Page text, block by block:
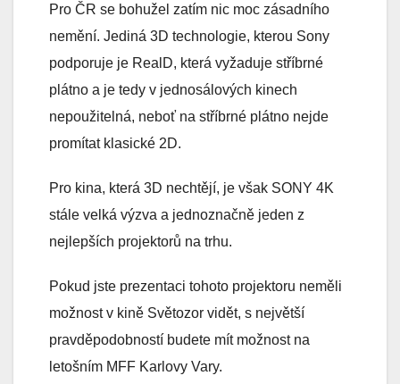
Pro ČR se bohužel zatím nic moc zásadního
nemění. Jediná 3D technologie, kterou Sony
podporuje je RealD, která vyžaduje stříbrné
plátno a je tedy v jednosálových kinech
nepoužitelná, neboť na stříbrné plátno nejde
promítat klasické 2D.
Pro kina, která 3D nechtějí, je však SONY 4K
stále velká výzva a jednoznačně jeden z
nejlepších projektorů na trhu.
Pokud jste prezentaci tohoto projektoru neměli
možnost v kině Světozor vidět, s největší
pravděpodobností budete mít možnost na
letošním MFF Karlovy Vary.